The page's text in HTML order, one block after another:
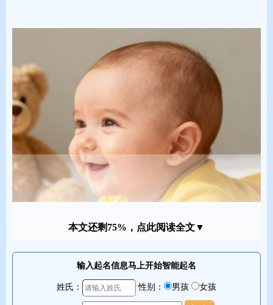
马在林间驰骋自在，“木”字旁寓意着有依托、无束缚；马性属火，
与“火”字旁相生，能彰显其热情活力的特质。例如：林、森、柏、
本文还剩75%，点此阅读全文▼
输入起名信息马上开始智能起名
姓氏： 性别： 男孩 女孩